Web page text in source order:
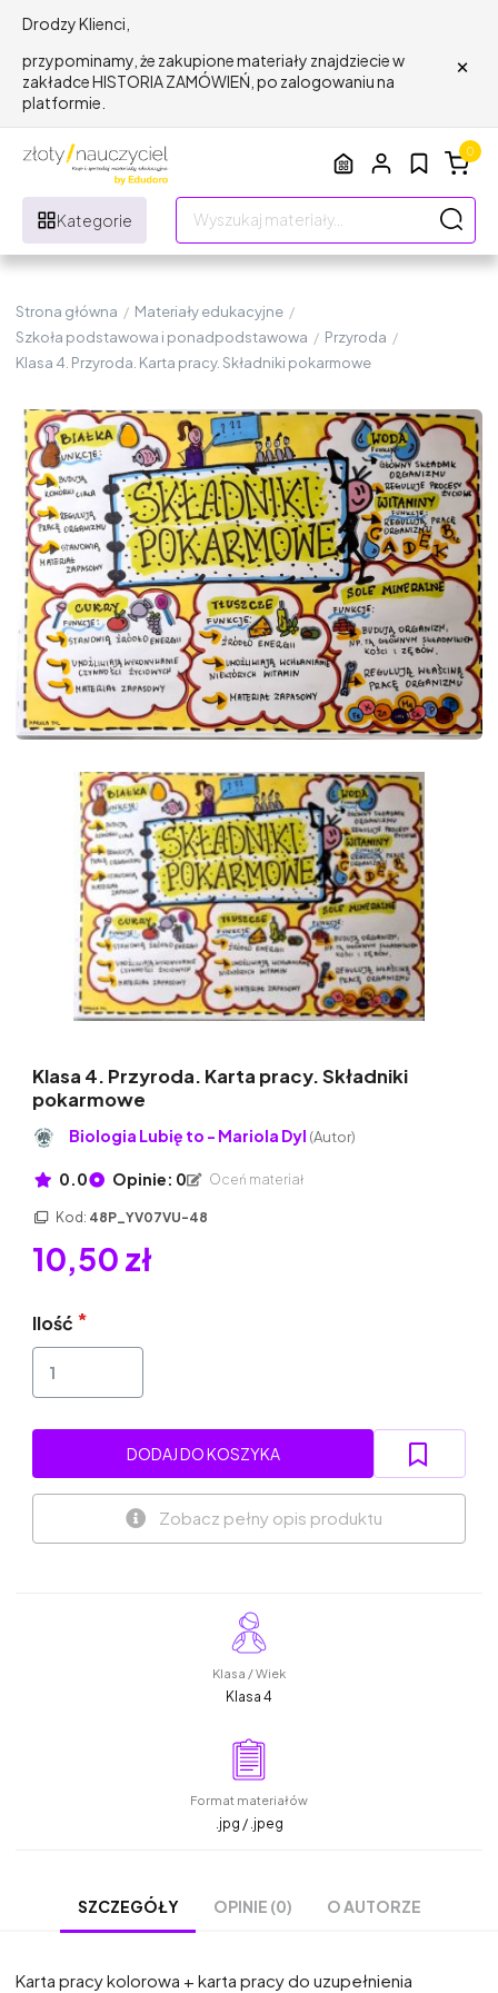
Drodzy Klienci,
przypominamy, że zakupione materiały znajdziecie w
zakładce HISTORIA ZAMÓWIEŃ, po zalogowaniu na
platformie.
×
Kategorie
0
Strona główna / Materiały edukacyjne /
Szkoła podstawowa i ponadpodstawowa / Przyroda /
Klasa 4. Przyroda. Karta pracy. Składniki pokarmowe
Klasa 4. Przyroda. Karta pracy. Składniki
pokarmowe
Biologia Lubię to - Mariola Dyl (Autor)
0.0 Opinie: 0 Oceń materiał
Kod: 48P_YV07VU-48
10,50 zł
Ilość
DODAJ DO KOSZYKA
Zobacz pełny opis produktu
Klasa / Wiek
Klasa 4
Format materiałów
.jpg / .jpeg
SZCZEGÓŁY OPINIE (0) O AUTORZE
Karta pracy kolorowa + karta pracy do uzupełnienia